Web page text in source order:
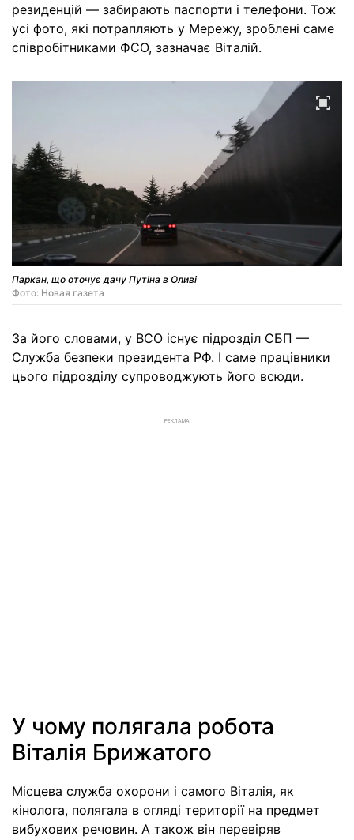
резиденцій — забирають паспорти і телефони. Тож
усі фото, які потрапляють у Мережу, зроблені саме
співробітниками ФСО, зазначає Віталій.
Паркан, що оточує дачу Путіна в Оливі
Фото: Новая газета
За його словами, у ВСО існує підрозділ СБП —
Служба безпеки президента РФ. І саме працівники
цього підрозділу супроводжують його всюди.
РЕКЛАМА
У чому полягала робота
Віталія Брижатого
Місцева служба охорони і самого Віталія, як
кінолога, полягала в огляді території на предмет
вибухових речовин. А також він перевіряв